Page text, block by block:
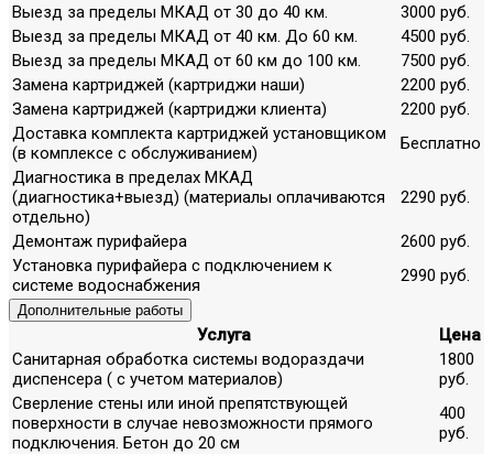
Выезд за пределы МКАД от 30 до 40 км.
3000 руб.
Выезд за пределы МКАД от 40 км. До 60 км.
4500 руб.
Выезд за пределы МКАД от 60 км до 100 км.
7500 руб.
Замена картриджей (картриджи наши)
2200 руб.
Замена картриджей (картриджи клиента)
2200 руб.
Доставка комплекта картриджей установщиком
(в комплексе с обслуживанием)
Бесплатно
Диагностика в пределах МКАД
(диагностика+выезд) (материалы оплачиваются
отдельно)
2290 руб.
Демонтаж пурифайера
2600 руб.
Установка пурифайера с подключением к
системе водоснабжения
2990 руб.
Дополнительные работы
Услуга
Цена
Санитарная обработка системы водораздачи
диспенсера ( с учетом материалов)
1800
руб.
Сверление стены или иной препятствующей
поверхности в случае невозможности прямого
подключения. Бетон до 20 см
400
руб.